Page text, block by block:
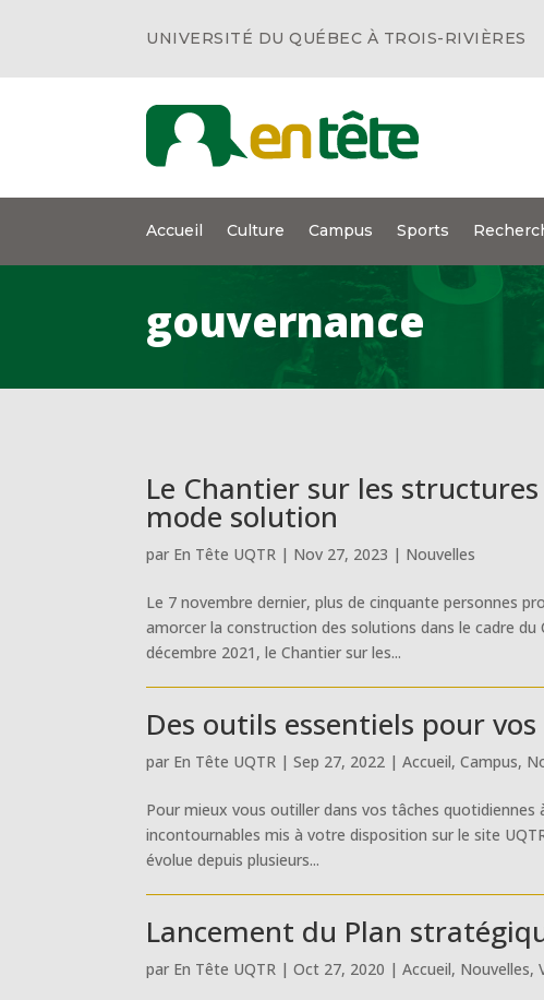
UNIVERSITÉ DU QUÉBEC À TROIS-RIVIÈRES
Accueil Culture Campus Sports
gouvernance
Le Chantier sur les
mode solution
par En Tête UQTR | Nov 27, 2023 | Nouvelles
Le 7 novembre dernier, plus de cinquante personnes
amorcer la construction des solutions dans le cadre
décembre 2021, le Chantier sur les...
Des outils essentiels pour
par En Tête UQTR |Sep 27, 2022 |Accueil,Campus,
Pour mieux vous outiller dans vos tâches quotidiennes
incontournables mis à votre disposition sur le site
évolue depuis plusieurs...
Lancement du Plan
par En Tête UQTR |Oct 27, 2020 |Accueil, Nouvelles,